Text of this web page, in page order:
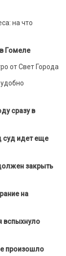
на что
Гомеле
от Свет Города
сразу в
суд идет еще
закрыть
на
вспыхнуло
произошло